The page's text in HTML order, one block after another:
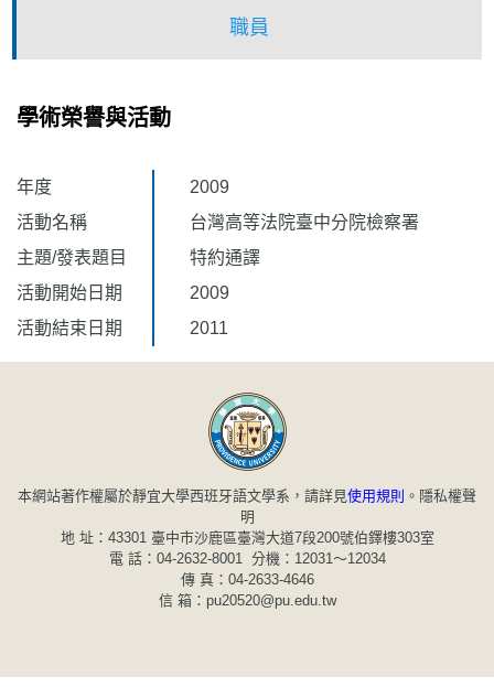
職員
學術榮譽與活動
年度
2009
活動名稱
台灣高等法院臺中分院檢察署
主題/發表題目
特約通譯
活動開始日期
2009
活動結束日期
2011
本網站著作權屬於靜宜大學西班牙語文學系，請詳見使用規則 。 隱私權聲
明
地 址：43301 臺中市沙鹿區臺灣大道7段200號伯鐸樓303室
電 話：04-2632-8001 分機：12031～12034
傳 真：04-2633-4646
信 箱：pu20520@pu.edu.tw